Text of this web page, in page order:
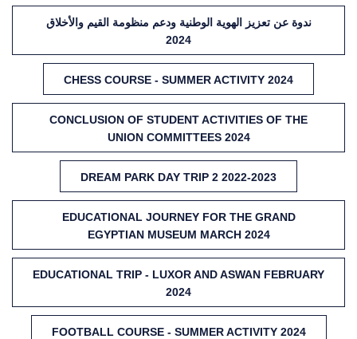
ندوة عن تعزيز الهوية الوطنية ودعم منظومة القيم والأخلاق
2024
CHESS COURSE - SUMMER ACTIVITY 2024
CONCLUSION OF STUDENT ACTIVITIES OF THE
UNION COMMITTEES 2024
DREAM PARK DAY TRIP 2 2022-2023
EDUCATIONAL JOURNEY FOR THE GRAND
EGYPTIAN MUSEUM MARCH 2024
EDUCATIONAL TRIP - LUXOR AND ASWAN FEBRUARY
2024
FOOTBALL COURSE - SUMMER ACTIVITY 2024